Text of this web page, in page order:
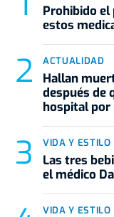
Prohibido
estos
ACTUALIDAD
Hallan
después de
hospital por
VIDA Y ESTILO
Las tres
el médico
VIDA Y ESTILO